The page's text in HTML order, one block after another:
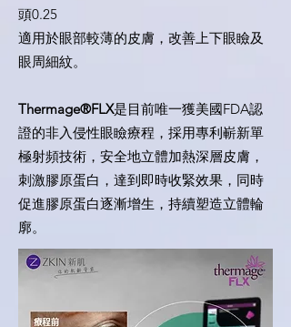
頭0.25
適用於眼部較薄的皮膚，改善上下眼瞼及
眼周細紋。
Thermage®FLX是目前唯一獲美國FDA認
證的非入侵性眼瞼療程，採用專利嶄新單
極射頻技術，安全地立體加熱深層皮膚，
刺激膠原蛋白，達到即時收緊效果，同時
促進膠原蛋白逐漸增生，持續塑造立體輪
廓。